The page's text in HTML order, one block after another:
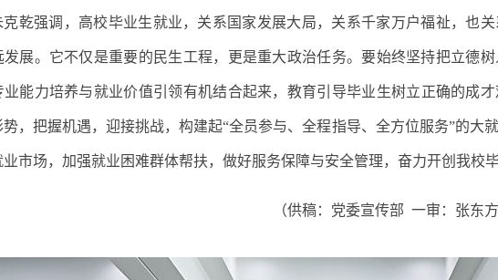
克乾强调， 高校毕业生就业，关系国家发展大局，关系千家万户福祉，也
发展。它不仅是重要的民生工程，更是重大政治任务。要始终坚持把立德
业能力培养与就业价值引领有机结合起来， 教育引导毕业生树立正确的成
势，把握机遇，迎接挑战，构建起“全员参与、全程指导、全方位服务”的大
市场，加强就业困难群体帮扶，做好服务保障与安全管理， 奋力开创我校
（供稿：党委宣传部 一审：张东方